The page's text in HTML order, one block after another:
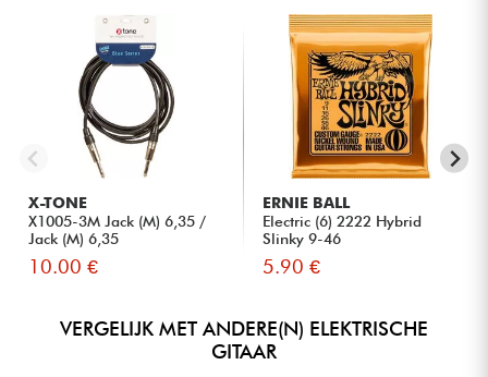
X-TONE
X1005-3M Jack (M) 6,35 /
Jack (M) 6,35
10.00 €
ERNIE BALL
Electric (6) 2222 Hybrid
Slinky 9-46
5.90 €
VERGELIJK MET ANDERE(N) ELEKTRISCHE
GITAAR